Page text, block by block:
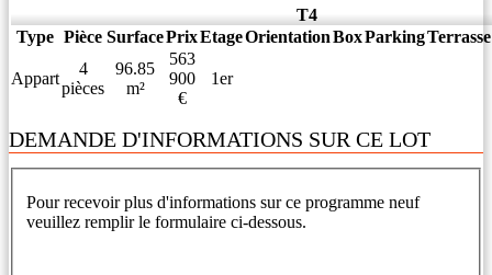
T4
Type Pièce SurfacePrixEtageOrientationBoxParkingTerrasse
Appart
4
pièces
96.85
m²
563
900
€
1er
DEMANDE D'INFORMATIONS SUR CE LOT
Pour recevoir plus d'informations sur ce programme neuf
veuillez remplir le formulaire ci-dessous.